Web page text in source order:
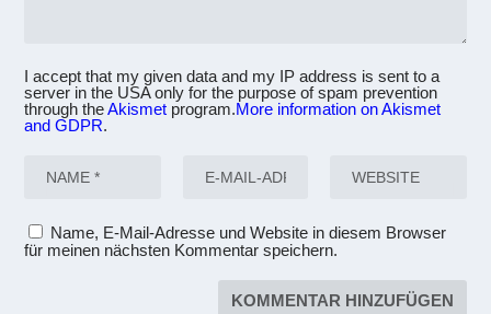
I accept that my given data and my IP address is sent to a
server in the USA only for the purpose of spam prevention
through theAkismet program.More information on Akismet
and GDPR.
Name, E-Mail-Adresse und Website in diesem Browser
für meinen nächsten Kommentar speichern.